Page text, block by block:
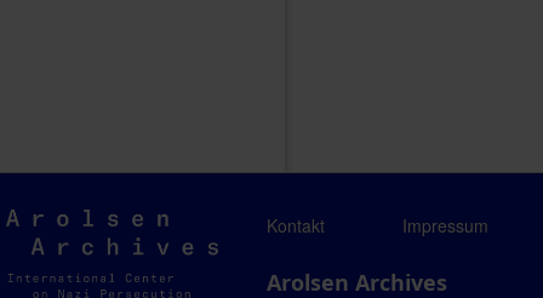
Arolsen
Archives
Kontakt Impressum
Arolsen Archives